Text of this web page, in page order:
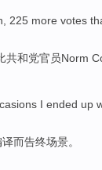
, 225 more votes
共和党官员Norm
I ended up
译而告终场景。